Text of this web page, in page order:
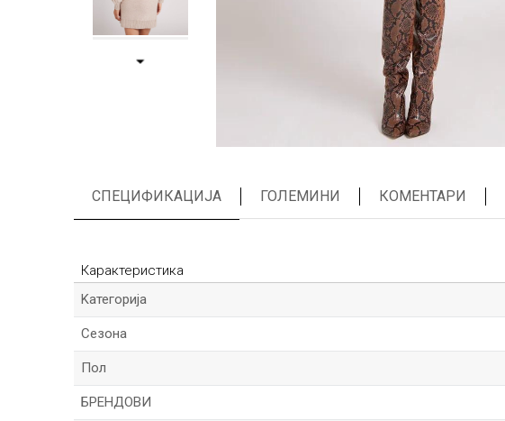
СПЕЦИФИКАЦИЈА ГОЛЕМИНИ КОМЕНТАРИ
Карактеристика
Kатегорија
Сезона
Пол
БРЕНДОВИ